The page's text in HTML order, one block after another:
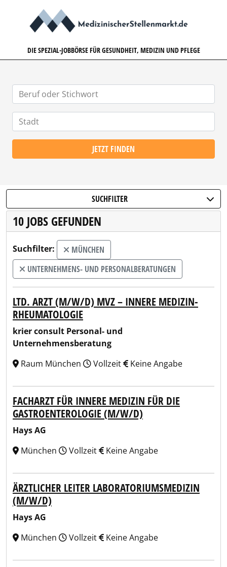
DIE SPEZIAL-JOBBÖRSE FÜR GESUNDHEIT, MEDIZIN UND PFLEGE
JETZT FINDEN
SUCHFILTER
10 JOBS GEFUNDEN
Suchfilter:
MÜNCHEN
UNTERNEHMENS- UND PERSONALBERATUNGEN
LTD. ARZT (M/W/D) MVZ – INNERE MEDIZIN-
RHEUMATOLOGIE
krier consult Personal- und
Unternehmensberatung
Raum München
Vollzeit Keine Angabe
FACHARZT FÜR INNERE MEDIZIN FÜR DIE
GASTROENTEROLOGIE (M/W/D)
Hays AG
München
Vollzeit Keine Angabe
ÄRZTLICHER LEITER LABORATORIUMSMEDIZIN
(M/W/D)
Hays AG
München
Vollzeit Keine Angabe